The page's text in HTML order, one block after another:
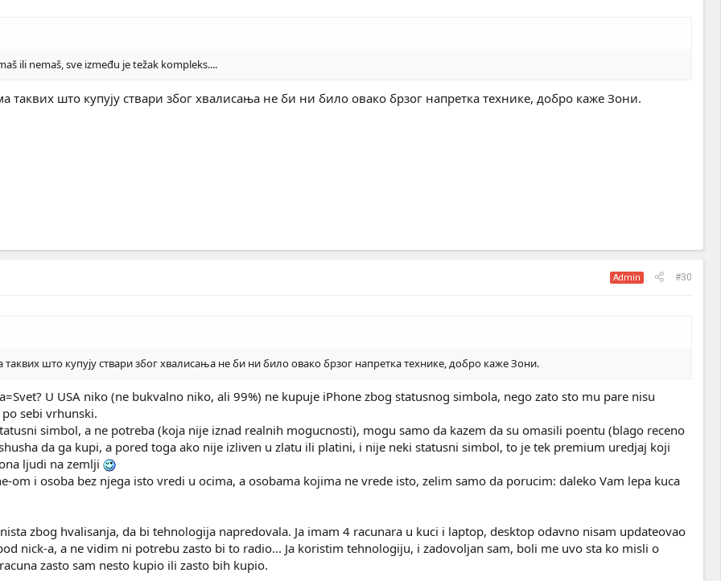
ili nemaš, sve između je težak kompleks....
таквих што купују ствари због хвалисања не би ни било овако брзог напретка технике, добро каже Зони.
Admin #30
што купују ствари због хвалисања не би ни било овако брзог напретка технике, добро каже Зони.
U USA niko (ne bukvalno niko, ali 99%) ne kupuje iPhone zbog statusnog simbola, nego zato sto mu pare nisu
sebi vrhunski.
simbol, a ne potreba (koja nije iznad realnih mogucnosti), mogu samo da kazem da su omasili poentu (blago receno
da ga kupi, a pored toga ako nije izliven u zlatu ili platini, i nije neki statusni simbol, to je tek premium uredjaj koji
ljudi na zemlji
om i osoba bez njega isto vredi u ocima, a osobama kojima ne vrede isto, zelim samo da porucim: daleko Vam lepa kuca
zbog hvalisanja, da bi tehnologija napredovala. Ja imam 4 racunara u kuci i laptop, desktop odavno nisam updateovao
nick-a, a ne vidim ni potrebu zasto bi to radio... Ja koristim tehnologiju, i zadovoljan sam, boli me uvo sta ko misli o
zasto sam nesto kupio ili zasto bih kupio.